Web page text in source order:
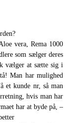
vera, Rema 1000
som sælger deres
vælger at sætte sig i
Man har mulighed
et kunde nr, så man
hvis man har
har at byde på, –